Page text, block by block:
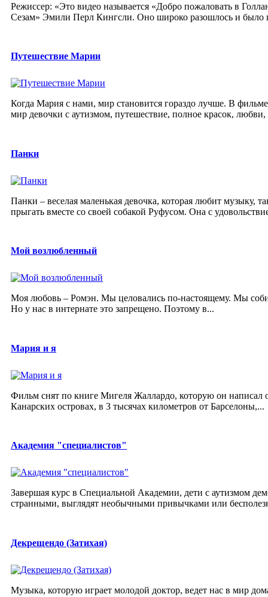
Режиссер: «Это видео называется «Добро пожаловать в
Сезам» Эмили Перл Кингсли. Оно широко разошлось и было
Путешествие Марии
Когда Мария с нами, мир становится гораздо лучше. В
мир девочки с аутизмом, путешествие, полное красок, любви,
Панки
Панки – веселая маленькая девочка, которая любит
прыгать вместе со своей собакой Руфусом. Она с
Мой возлюбленный
Моя любовь – Ромэн. Мы целовались по-настоящему. Мы
Но у нас в интернате это запрещено. Поэтому в...
Мария и я
Фильм снят по книге Мигеля Жаллардо, которую он написал
Канарских островах, в 3 тысячах километров от Барселоны,...
Академия "специалистов"
Завершая курс в Специальной Академии, дети с аутизмом
странными, выглядят необычными привычками или
Декрещендо (Затихая)
Музыка, которую играет молодой доктор, ведет нас в мир